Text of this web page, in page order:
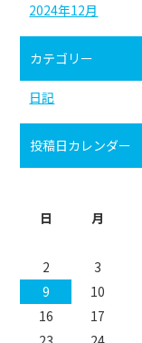
2024年12月
カテゴリー
日記
投稿日カレンダー
日
月
2
3
9
10
16
17